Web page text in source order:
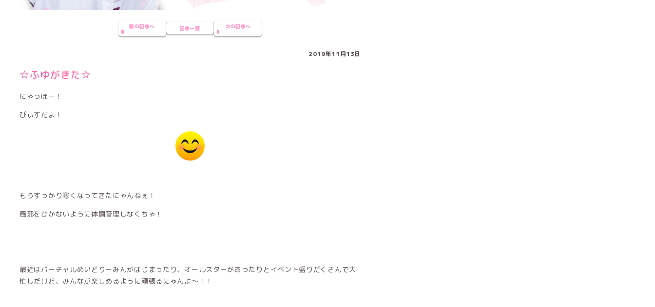
前の記事へ 記事一覧 次の記事へ
2019年11月13日
☆ふゆがきた☆
にゃっほー！
ぴぃすだよ！
もうすっかり寒くなってきたにゃんねぇ！
風邪をひかないように体調管理しなくちゃ！
最近はバーチャルめいどりーみんがはじまったり、オールスターがあったりとイベント盛りだくさんで大
忙しだけど、みんなが楽しめるように頑張るにゃんよ〜！！